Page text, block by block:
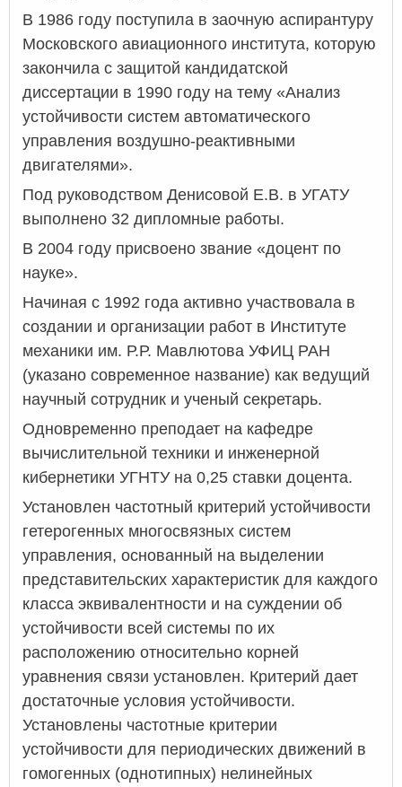
В 1986 году поступила в заочную аспирантуру
Московского авиационного института, которую
закончила с защитой кандидатской
диссертации в 1990 году на тему «Анализ
устойчивости систем автоматического
управления воздушно-реактивными
двигателями».
Под руководством Денисовой Е.В. в УГАТУ
выполнено 32 дипломные работы.
В 2004 году присвоено звание «доцент по
науке».
Начиная с 1992 года активно участвовала в
создании и организации работ в Институте
механики им. Р.Р. Мавлютова УФИЦ РАН
(указано современное название) как ведущий
научный сотрудник и ученый секретарь.
Одновременно преподает на кафедре
вычислительной техники и инженерной
кибернетики УГНТУ на 0,25 ставки доцента.
Установлен частотный критерий устойчивости
гетерогенных многосвязных систем
управления, основанный на выделении
представительских характеристик для каждого
класса эквивалентности и на суждении об
устойчивости всей системы по их
расположению относительно корней
уравнения связи установлен. Критерий дает
достаточные условия устойчивости.
Установлены частотные критерии
устойчивости для периодических движений в
гомогенных (однотипных) нелинейных